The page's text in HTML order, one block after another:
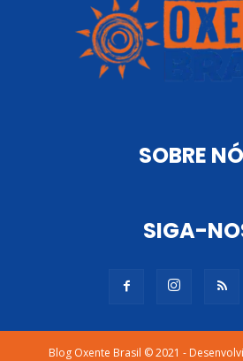
SOBRE
SIGA-
Blog Oxente Brasil © 2021 -